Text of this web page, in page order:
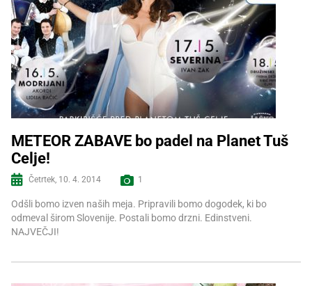
METEOR ZABAVE bo padel na Planet Tuš
Celje!
Četrtek, 10. 4. 2014 1
Odšli bomo izven naših meja. Pripravili bomo dogodek, ki bo
odmeval širom Slovenije. Postali bomo drzni. Edinstveni.
NAJVEČJI!